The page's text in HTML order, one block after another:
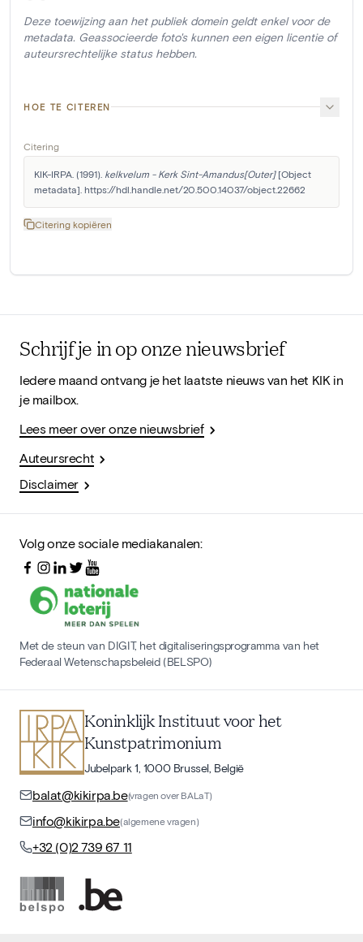
Deze toewijzing aan het publiek domein geldt enkel voor de
metadata. Geassocieerde foto's kunnen een eigen licentie of
auteursrechtelijke status hebben.
HOE TE CITEREN
Citering
KIK-IRPA. (1991). kelkvelum - Kerk Sint-Amandus[Outer] [Object
metadata]. https://hdl.handle.net/20.500.14037/object.22662
Citering kopiëren
Schrijf je in op onze nieuwsbrief
Iedere maand ontvang je het laatste nieuws van het KIK in
je mailbox.
Lees meer over onze nieuwsbrief
Auteursrecht
Disclaimer
Volg onze sociale mediakanalen:
Met de steun van DIGIT, het digitaliseringsprogramma van het
Federaal Wetenschapsbeleid (BELSPO)
Koninklijk Instituut voor het
Kunstpatrimonium
Jubelpark 1, 1000 Brussel, België
balat@kikirpa.be(vragen over BALaT)
info@kikirpa.be(algemene vragen)
+32 (0)2 739 67 11